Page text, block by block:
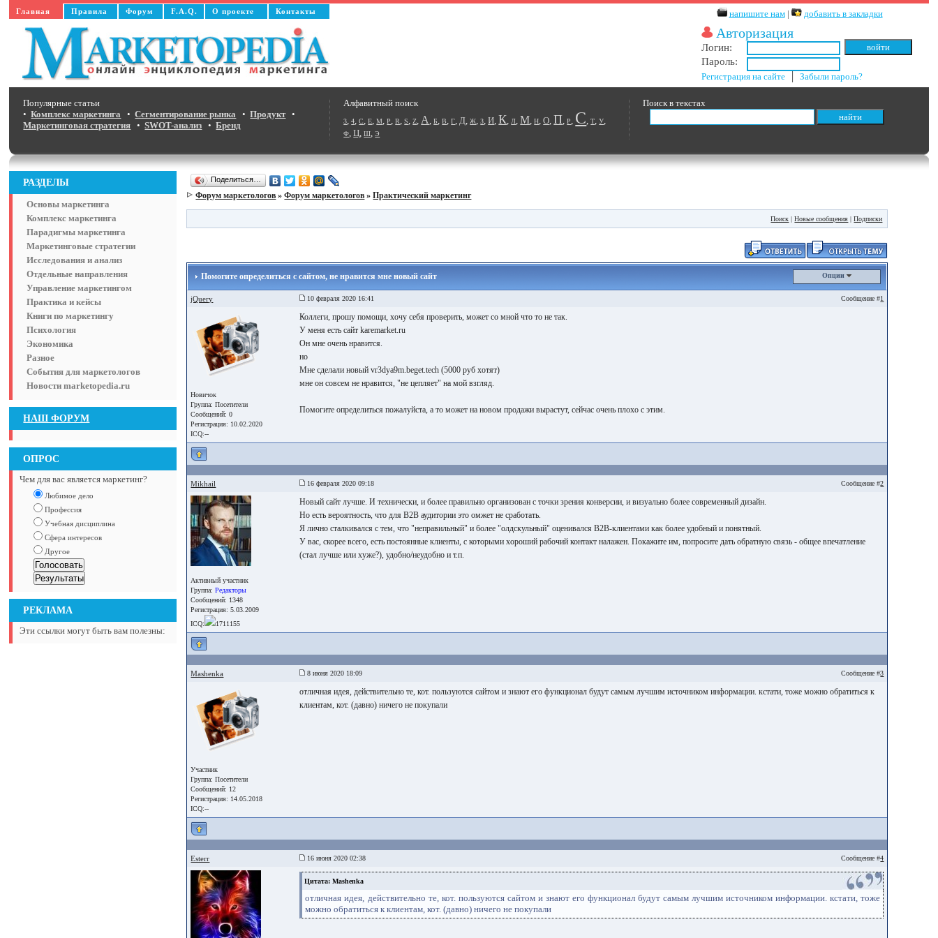
Главная Правила Форум F.A.Q. О проекте Контакты напишите нам| добавить в закладки
Авторизация
Логин:
Пароль:
Регистрация на сайте │Забыли пароль?
Поиск в текстах
Алфавитный поиск
3,4,C,E,M,P,R,S,Z,А,Б,В,Г,Д,Ж,З,И,К,Л,М,Н,О,П,Р, С,Т,У,
Ф,Ц,Ш,Э
Популярные статьи
•Комплекс маркетинга •Сегментирование рынка •Продукт•
Маркетинговая стратегия •SWOT-анализ •Бренд
РАЗДЕЛЫ
Основы маркетинга
Комплекс маркетинга
Парадигмы маркетинга
Маркетинговые стратегии
Исследования и анализ
Отдельные направления
Управление маркетингом
Практика и кейсы
Книги по маркетингу
Психология
Экономика
Разное
События для маркетологов
Новости marketopedia.ru
НАШ ФОРУМ
ОПРОС
Чем для вас является маркетинг?
Любимое дело
Профессия
Учебная дисциплина
Сфера интересов
Другое
РЕКЛАМА
Эти ссылки могут быть вам полезны:
Поделиться…
Форум маркетологов »Форум маркетологов »Практический маркетинг
Поиск |Новые сообщения |Подписки
Помогите определиться с сайтом, не нравится мне новый сайт Опции
jQuery 10 февраля 2020 16:41 Сообщение #1
Новичок
Группа:Посетители
Сообщений: 0
Регистрация: 10.02.2020
ICQ:--
Коллеги, прошу помощи, хочу себя проверить, может со мной что то не так.
У меня есть сайт karemarket.ru
Он мне очень нравится.
но
Мне сделали новый vr3dya9m.beget.tech (5000 руб хотят)
мне он совсем не нравится, "не цепляет" на мой взгляд.
Помогите определиться пожалуйста, а то может на новом продажи вырастут, сейчас очень плохо с этим.
Mikhail 16 февраля 2020 09:18 Сообщение #2
Активный участник
Группа:Редакторы
Сообщений: 1348
Регистрация: 5.03.2009
ICQ:
1711155
Новый сайт лучше. И технически, и более правильно организован с точки зрения конверсии, и визуально более современный дизайн.
Но есть вероятность, что для В2В аудитории это омжет не сработать.
Я лично сталкивался с тем, что "неправильный" и более "олдскульный" оценивался В2В-клиентами как более удобный и понятный.
У вас, скорее всего, есть постоянные клиенты, с которыми хороший рабочий контакт налажен. Покажите им, попросите дать обратную связь - общее впечатление
(стал лучше или хуже?), удобно/неудобно и т.п.
Mashenka 8 июня 2020 18:09 Сообщение #3
Участник
Группа:Посетители
Сообщений: 12
Регистрация: 14.05.2018
ICQ:--
отличная идея, действительно те, кот. пользуются сайтом и знают его функционал будут самым лучшим источником информации. кстати, тоже можно обратиться к
клиентам, кот. (давно) ничего не покупали
Esterr 16 июня 2020 02:38 Сообщение #4
Цитата: Mashenka
отличная идея, действительно те, кот. пользуются сайтом и знают его функционал будут самым лучшим источником информации. кстати, тоже
можно обратиться к клиентам, кот. (давно) ничего не покупали